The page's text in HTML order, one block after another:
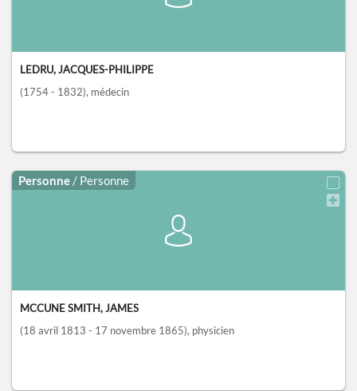
LEDRU, JACQUES-PHILIPPE
(1754 - 1832), médecin
Personne / Personne
MCCUNE SMITH, JAMES
(18 avril 1813 - 17 novembre 1865), physicien